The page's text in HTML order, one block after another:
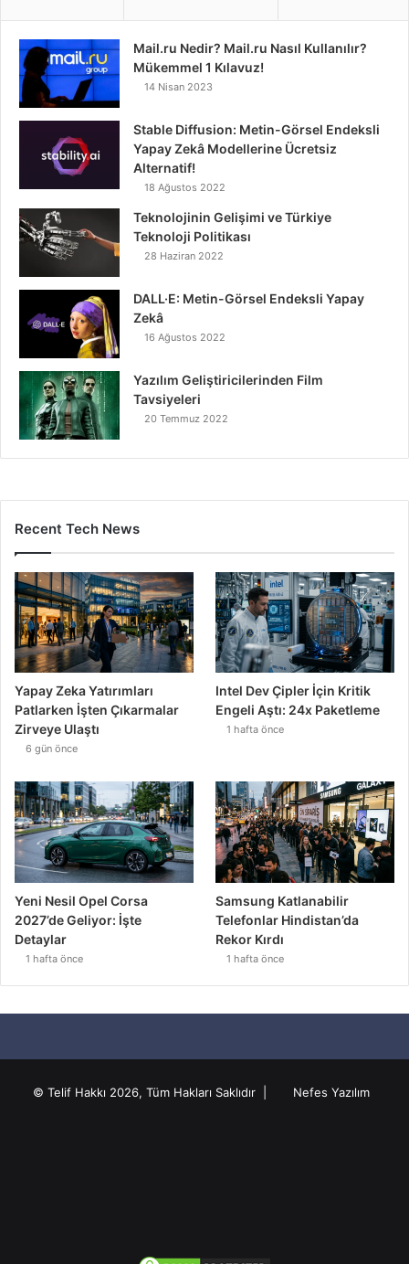
Mail.ru Nedir? Mail.ru Nasıl Kullanılır?
Mükemmel 1 Kılavuz!
14 Nisan 2023
Stable Diffusion: Metin-Görsel Endeksli
Yapay Zekâ Modellerine Ücretsiz
Alternatif!
18 Ağustos 2022
Teknolojinin Gelişimi ve Türkiye
Teknoloji Politikası
28 Haziran 2022
DALL·E: Metin-Görsel Endeksli Yapay
Zekâ
16 Ağustos 2022
Yazılım Geliştiricilerinden Film
Tavsiyeleri
20 Temmuz 2022
Recent Tech News
Yapay Zeka Yatırımları
Patlarken İşten Çıkarmalar
Zirveye Ulaştı
6 gün önce
Intel Dev Çipler İçin Kritik
Engeli Aştı: 24x Paketleme
1 hafta önce
Yeni Nesil Opel Corsa
2027’de Geliyor: İşte
Detaylar
1 hafta önce
Samsung Katlanabilir
Telefonlar Hindistan’da
Rekor Kırdı
1 hafta önce
© Telif Hakkı 2026, Tüm Hakları Saklıdır | Nefes Yazılım